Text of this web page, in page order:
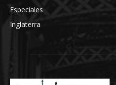
Especiales
Inglaterra